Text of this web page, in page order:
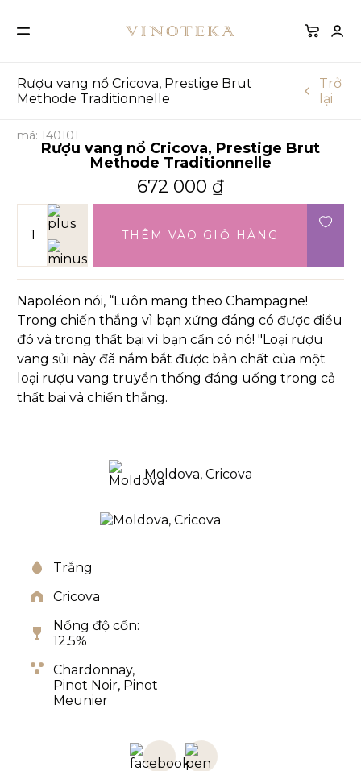
Rượu vang nổ Cricova, Prestige Brut
Methode Traditionnelle
Trở
lại
Moldova, Cricova
Trắng
Cricova
Nồng độ cồn:
12.5%
Chardonnay,
Pinot Noir, Pinot
Meunier
mã: 140101
Rượu vang nổ Cricova, Prestige Brut
Methode Traditionnelle
672 000 ₫
THÊM VÀO GIỎ HÀNG
Napoléon nói, “Luôn mang theo Champagne!
Trong chiến thắng vì bạn xứng đáng có được điều
đó và trong thất bại vì bạn cần có nó! "Loại rượu
vang sủi này đã nắm bắt được bản chất của một
loại rượu vang truyền thống đáng uống trong cả
thất bại và chiến thắng.